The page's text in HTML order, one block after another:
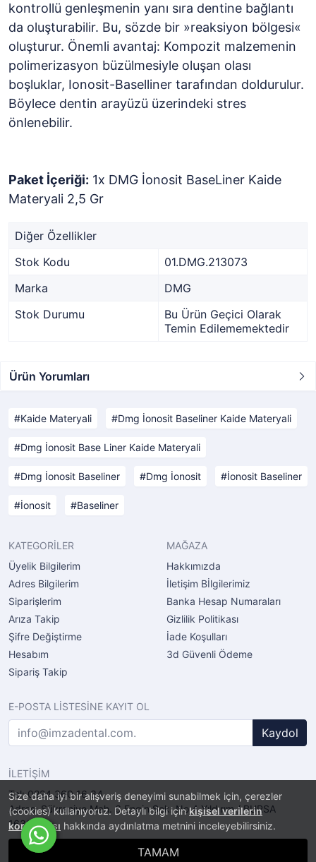
Size daha iyi bir alışveriş deneyimi sunabilmek için, çerezler
(cookies) kullanıyoruz. Detaylı bilgi içinkişisel verilerin
korunması hakkında aydınlatma metnini inceleyebilirsiniz.
TAMAM
kontrollü genleşmenin yanı sıra dentine bağlantı
da oluşturabilir. Bu, sözde bir »reaksiyon bölgesi«
oluşturur. Önemli avantaj: Kompozit malzemenin
polimerizasyon büzülmesiyle oluşan olası
boşluklar, Ionosit-Baselliner tarafından doldurulur.
Böylece dentin arayüzü üzerindeki stres
önlenebilir.
Paket İçeriği: 1x DMG İonosit BaseLiner Kaide
Materyali 2,5 Gr
Diğer Özellikler
Stok Kodu
01.DMG.213073
Marka
DMG
Stok Durumu
Bu Ürün Geçici Olarak
Temin Edilememektedir
Ürün Yorumları
Kaide Materyali Dmg İonosit Baseliner Kaide Materyali
Dmg İonosit Base Liner Kaide Materyali
Dmg İonosit Baseliner Dmg İonosit İonosit Baseliner
İonosit Baseliner
KATEGORİLER
Üyelik Bilgilerim
Adres Bilgilerim
Siparişlerim
Arıza Takip
Şifre Değiştirme
Hesabım
Sipariş Takip
MAĞAZA
Hakkımızda
İletişim Bİlgilerimiz
Banka Hesap Numaraları
Gizlilik Politikası
İade Koşulları
3d Güvenli Ödeme
E-POSTA LİSTESİNE KAYIT OL
Kaydol
İLETİŞİM
Tel: 0224 360 16 34
Adres: Şükraniye Mah. 6.Engin Sok. No.4 Yıldırım / BURSA
16320
E-Ticaret Sistemi